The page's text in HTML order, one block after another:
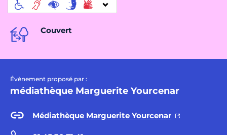
Couvert
Évènement proposé par :
médiathèque Marguerite Yourcenar
Médiathèque Marguerite Yourcenar